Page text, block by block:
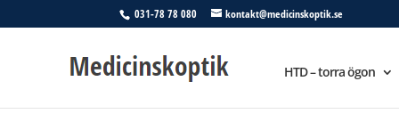
031-78 78 080 kontakt@medicinskoptik.se
HTD – torra ögon